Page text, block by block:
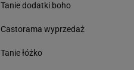
Tanie dodatki boho
Castorama wyprzedaż
Tanie łóżko